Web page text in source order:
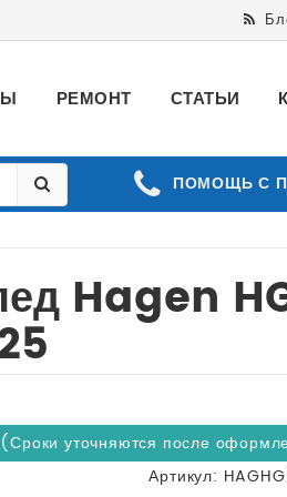
РЕМОНТ СТАТЬИ
ПОМОЩЬ С
Hagen
уточняются после
Артикул: